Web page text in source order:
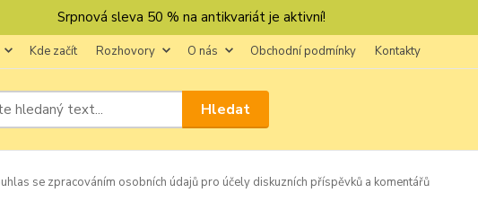
Srpnová sleva 50 % na antikvariát je aktivní!
Kde začít Rozhovory O nás Obchodní podmínky Kontakty
Hledat
se zpracováním osobních údajů pro účely diskuzních příspěvků a komentářů